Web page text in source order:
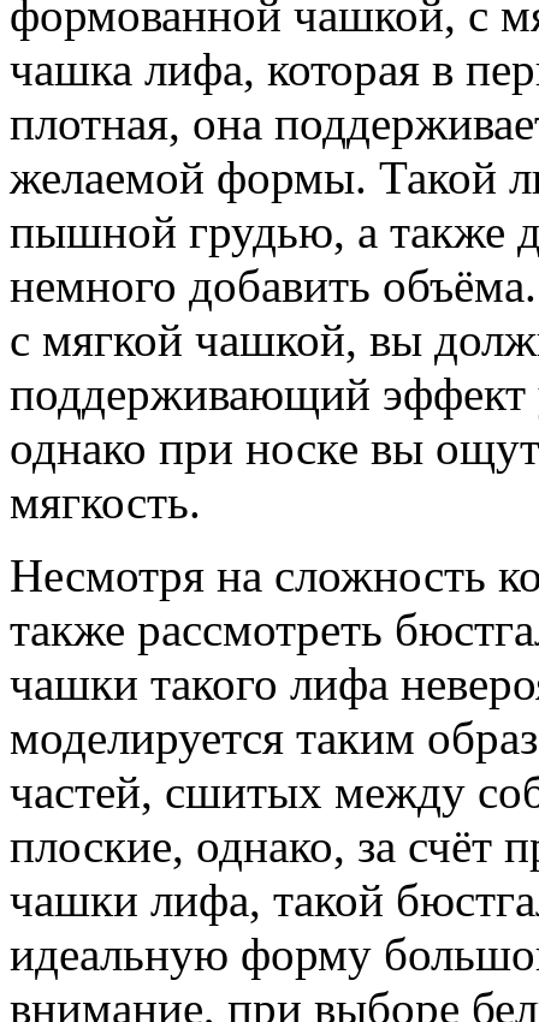
формованной чашкой, с
чашка лифа, которая в
плотная, она
желаемой формы. Такой
пышной грудью, а также
немного добавить
с мягкой чашкой, вы
поддерживающий
однако при носке вы
мягкость.
Несмотря на сложность
также рассмотреть
чашки такого лифа
моделируется таким
частей, сшитых между
плоские, однако, за счёт
чашки лифа, такой
идеальную форму
внимание, при выборе